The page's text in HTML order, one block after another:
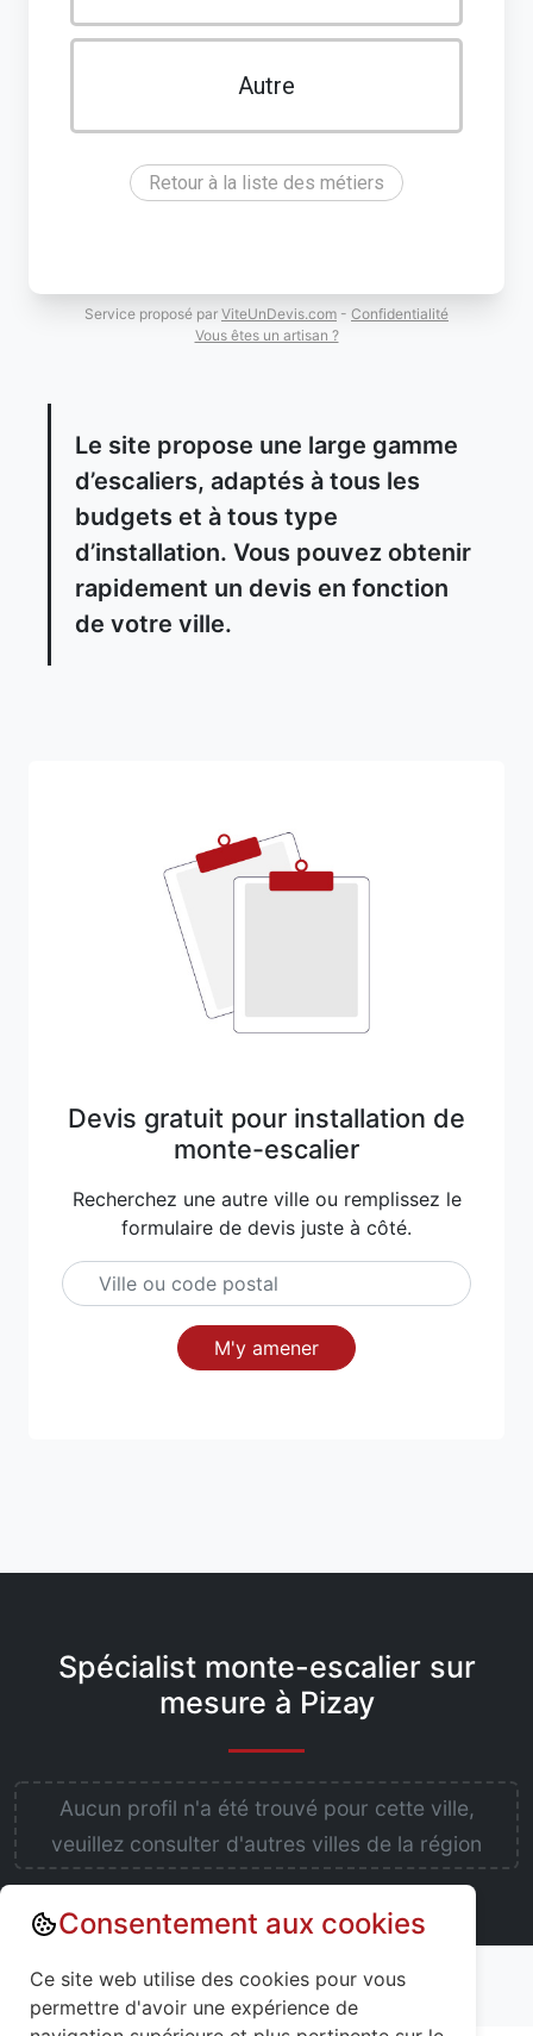
Autre
Retour à la liste des métiers
Service proposé par ViteUnDevis.com - Confidentialité
Vous êtes un artisan ?
Le site propose une large gamme
d’escaliers, adaptés à tous les
budgets et à tous type
d’installation. Vous pouvez obtenir
rapidement un devis en fonction
de votre ville.
Devis gratuit pour installation de
monte-escalier
Recherchez une autre ville ou remplissez le
formulaire de devis juste à côté.
M'y amener
Spécialist monte-escalier sur
mesure à Pizay
Aucun profil n'a été trouvé pour cette ville,
veuillez consulter d'autres villes de la région
Annuaire : Monte escalier
Ain (01)
Pizay (01120)
Consentement aux cookies
Ce site web utilise des cookies pour vous
permettre d'avoir une expérience de